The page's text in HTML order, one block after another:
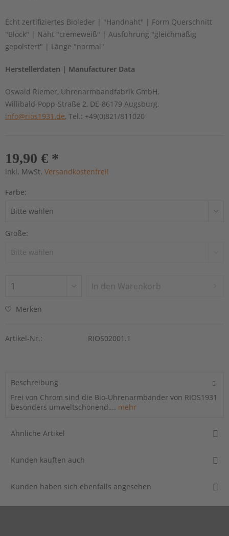
Echt zertifiziertes Bioleder | "Handnaht" | Form Querschnitt
"Block" | Naht "cremeweiß" | Ausführung "gleichmäßig
gepolstert" | Länge "normal"
Herstellerdaten | Manufacturer Data
Oswald Riemer, Uhrenarmbandfabrik GmbH,
Willibald-Popp-Straße 2, DE-86179 Augsburg,
info@rios1931.de, Tel.: +49(0)821/811020
19,90 € *
inkl. MwSt. Versandkostenfrei!
Farbe:
Größe:
In den Warenkorb
Merken
Artikel-Nr.: RIOS02001.1
Beschreibung
Frei von Chrom sind die Bio-Uhrenarmbänder von RIOS1931
besonders umweltschonend,... mehr
Ähnliche Artikel
Kunden kauften auch
Kunden haben sich ebenfalls angesehen